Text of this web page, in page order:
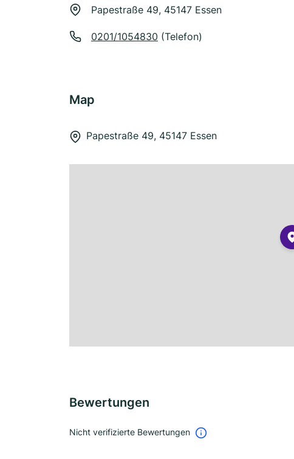
Papestraße 49, 45147 Essen
0201/1054830 (Telefon)
Map
Papestraße 49, 45147 Essen
Bewertungen
Nicht verifizierte Bewertungen